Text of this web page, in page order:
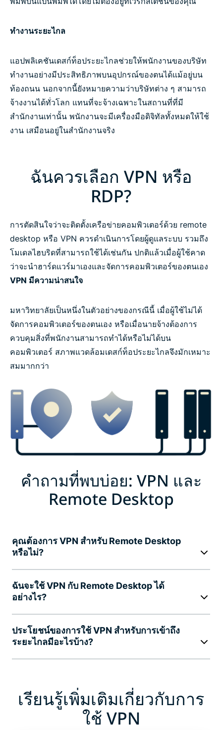
ทำงานระยะไกล
แอปพลิเคชันเดสก์ท็อประยะไกลช่วยให้พนักงานของบริษัท
ทำงานอย่างมีประสิทธิภาพบนอุปกรณ์ของตนได้แม้อยู่บน
ท้องถนน นอกจากนี้ยังหมายความว่าบริษัทต่าง ๆ สามารถ
จ้างงานได้ทั่วโลก แทนที่จะจ้างเฉพาะในสถานที่ที่มี
สำนักงานเท่านั้น พนักงานจะมีเครื่องมือดิจิทัลทั้งหมดให้ใช้
งาน เสมือนอยู่ในสำนักงานจริง
ฉันควรเลือก VPN หรือ
RDP?
การตัดสินใจว่าจะติดตั้งเครือข่ายคอมพิวเตอร์ด้วย remote
desktop หรือ VPN ควรดำเนินการโดยผู้ดูแลระบบ รวมถึง
โมเดลไฮบริดที่สามารถใช้ได้เช่นกัน ปกติแล้วเมื่อผู้ใช้คาด
ว่าจะนำฮาร์ดแวร์มาเองและจัดการคอมพิวเตอร์ของตนเอง
VPN มีความน่าสนใจ
มหาวิทยาลัยเป็นหนึ่งในตัวอย่างของกรณีนี้ เมื่อผู้ใช้ไม่ได้
จัดการคอมพิวเตอร์ของตนเอง หรือเมื่อนายจ้างต้องการ
ควบคุมสิ่งที่พนักงานสามารถทำได้หรือไม่ได้บน
คอมพิวเตอร์ สภาพแวดล้อมเดสก์ท็อประยะไกลจึงมักเหมาะ
สมมากกว่า
คำถามที่พบบ่อย: VPN และ
Remote Desktop
คุณต้องการ VPN สำหรับ Remote Desktop
หรือไม่?
ฉันจะใช้ VPN กับ Remote Desktop ได้
อย่างไร?
ประโยชน์ของการใช้ VPN สำหรับการเข้าถึง
ระยะไกลมีอะไรบ้าง?
เรียนรู้เพิ่มเติมเกี่ยวกับการ
ใช้ VPN